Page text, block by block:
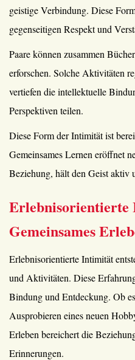
geistige Verbindung. Diese
gegenseitigen Respekt und
Paare können zusammen
erforschen. Solche Aktivitäten
vertiefen die intellektuelle
Perspektiven teilen.
Diese Form der Intimität ist
Gemeinsames Lernen eröffnet
Beziehung, hält den Geist aktiv
Gemeinsames
Erlebnisorientierte Intimität
und Aktivitäten. Diese
Bindung und Entdeckung. Ob
Ausprobieren eines neuen
Erleben bereichert die
Erinnerungen.